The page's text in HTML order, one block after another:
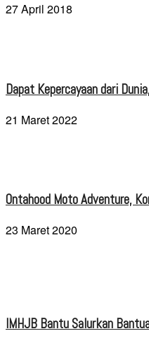
27 April 2018
Dapat Kepercayaan dari
21 Maret 2022
Ontahood Moto Adventure,
23 Maret 2020
IMHJB Bantu Salurkan